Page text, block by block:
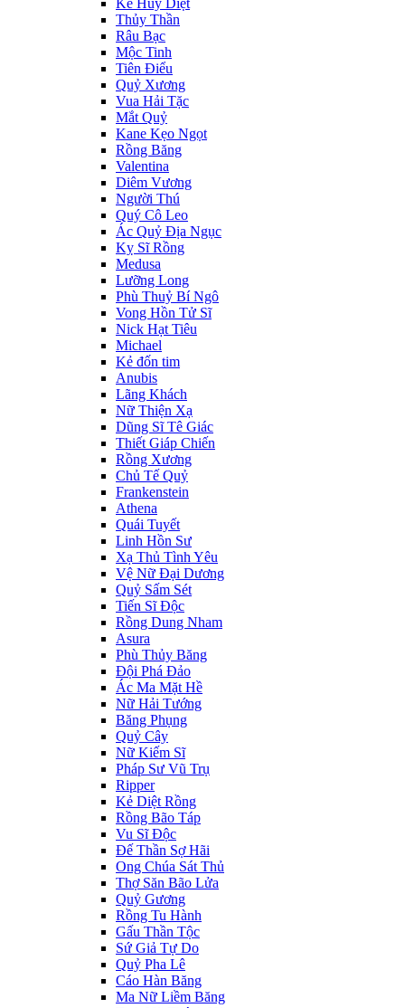
Kẻ Hủy Diệt
Thủy Thần
Râu Bạc
Mộc Tinh
Tiên Điểu
Quỷ Xương
Vua Hải Tặc
Mắt Quỷ
Kane Kẹo Ngọt
Rồng Băng
Valentina
Diêm Vương
Người Thú
Quý Cô Leo
Ác Quỷ Địa Ngục
Kỵ Sĩ Rồng
Medusa
Lưỡng Long
Phù Thuỷ Bí Ngô
Vong Hồn Tử Sĩ
Nick Hạt Tiêu
Michael
Kẻ đốn tim
Anubis
Lãng Khách
Nữ Thiện Xạ
Dũng Sĩ Tê Giác
Thiết Giáp Chiến
Rồng Xương
Chủ Tế Quỷ
Frankenstein
Athena
Quái Tuyết
Linh Hồn Sư
Xạ Thủ Tình Yêu
Vệ Nữ Đại Dương
Quỷ Sấm Sét
Tiến Sĩ Độc
Rồng Dung Nham
Asura
Phù Thủy Băng
Đội Phá Đảo
Ác Ma Mặt Hề
Nữ Hải Tướng
Băng Phụng
Quỷ Cây
Nữ Kiếm Sĩ
Pháp Sư Vũ Trụ
Ripper
Kẻ Diệt Rồng
Rồng Bão Táp
Vu Sĩ Độc
Đế Thần Sợ Hãi
Ong Chúa Sát Thủ
Thợ Săn Bão Lửa
Quỷ Gương
Rồng Tu Hành
Gấu Thần Tộc
Sứ Giả Tự Do
Quỷ Pha Lê
Cáo Hàn Băng
Ma Nữ Liềm Băng